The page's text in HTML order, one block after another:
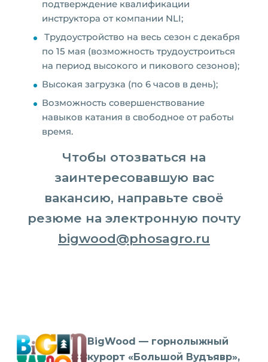
подтверждение квалификации
инструктора от компании NLI;
Трудоустройство на весь сезон с декабря
по 15 мая (возможность трудоустроиться
на период высокого и пикового сезонов);
Высокая загрузка (по 6 часов в день);
Возможность совершенствование
навыков катания в свободное от работы
время.
Чтобы отозваться на
заинтересовавшую вас
вакансию, направьте своё
резюме на электронную почту
bigwood@phosagro.ru
BigWood — горнолыжный
курорт «Большой Вудъявр»,